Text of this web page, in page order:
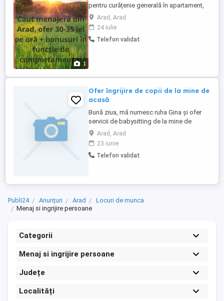
1
pentru curățenie generală în apartament,
,mai multe detalii pe WhatsApp. - Part-time
(3 zile pe săptămână) - Zona Arad - 30 35
Ron la ora - Bonus lunar -Whatsapp
Arad, Arad
24 iulie
Telefon validat
Ofer îngrijire de copii de la mine de
acasă
Bună ziua, mă numesc ruha Gina și ofer
servicii de babysitting de la mine de
acasă. Am o experiență vastă cu copiii, iar
acum, fiind mamă de fetiță de 7 luni,
înțeleg foarte bine nevoile celor mici. Sunt
o persoană responsabilă, calmă și
Arad, Arad
23 iunie
Telefon validat
Publi24 Anunțuri Arad
Locuri de munca
Menaj si ingrijire persoane
Categorii
Menaj si ingrijire persoane
Județe
Localități